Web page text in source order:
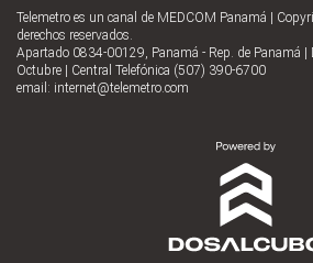
Telemetro es un canal de MEDCOM Panamá |
derechos reservados.
Apartado 0834-00129, Panamá - Rep. de Panamá |
Octubre | Central Telefónica (507) 390-6700
email: internet@telemetro.com